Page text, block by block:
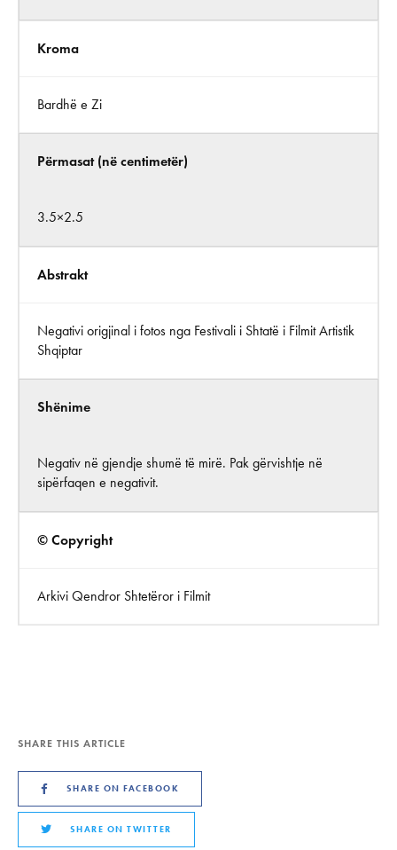
Kroma
Bardhë e Zi
Përmasat (në centimetër)
3.5×2.5
Abstrakt
Negativi origjinal i fotos nga Festivali i Shtatë i Filmit Artistik
Shqiptar
Shënime
Negativ në gjendje shumë të mirë. Pak gërvishtje në
sipërfaqen e negativit.
© Copyright
Arkivi Qendror Shtetëror i Filmit
SHARE THIS ARTICLE
SHARE ON FACEBOOK
SHARE ON TWITTER